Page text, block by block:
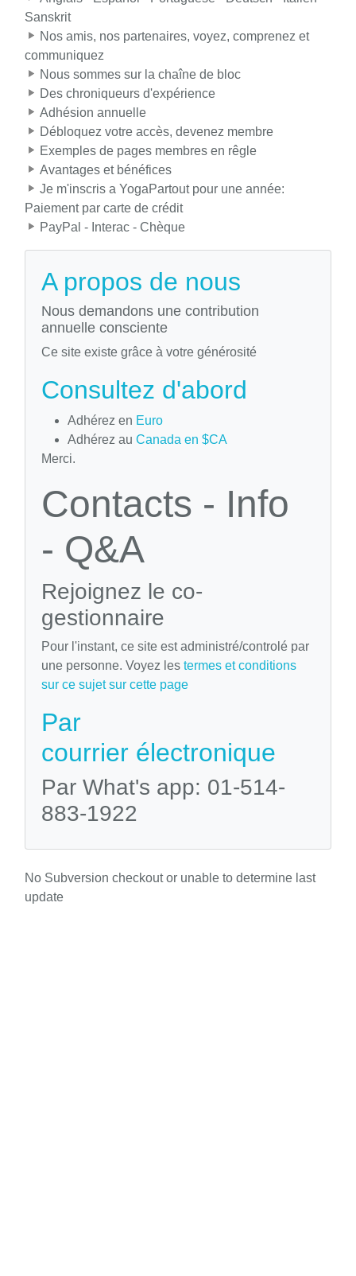
Sanskrit
Nos amis, nos partenaires, voyez, comprenez et
communiquez
Nous sommes sur la chaîne de bloc
Des chroniqueurs d'expérience
Adhésion annuelle
Débloquez votre accès, devenez membre
Exemples de pages membres en rêgle
Avantages et bénéfices
Je m'inscris a YogaPartout pour une année:
Paiement par carte de crédit
PayPal - Interac - Chèque
A propos de nous
Nous demandons une contribution
annuelle consciente
Ce site existe grâce à votre générosité
Consultez d'abord
Adhérez en Euro
Adhérez au Canada en $CA
Merci.
Contacts - Info
- Q&A
Rejoignez le co-
gestionnaire
Pour l'instant, ce site est administré/controlé par
une personne. Voyez les termes et conditions
sur ce sujet sur cette page
Par
courrier électronique
Par What's app: 01-514-
883-1922
No Subversion checkout or unable to determine last
update